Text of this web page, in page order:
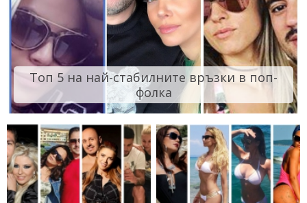
Топ 5 на най-стабилните връзки в поп-
фолка